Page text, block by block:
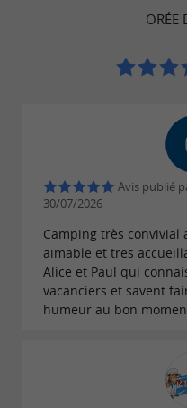
ORÉE
Avis publié
30/07/2026
Camping très
aimable et tres
Alice et Paul qui
vacanciers et savent
humeur au bon